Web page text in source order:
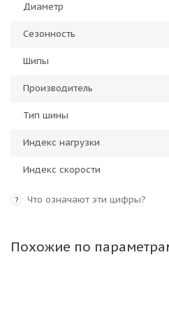
Диаметр
Сезонность
Шипы
Производитель
Тип шины
Индекс нагрузки
Индекс скорости
? Что означают эти цифры?
Похожие по